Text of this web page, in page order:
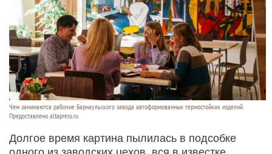
Чем занимаются рабочие Барнаульского завода автоформованных термостойких изделий.
Предоставлено altapress.ru
Долгое время картина пылилась в подсобке